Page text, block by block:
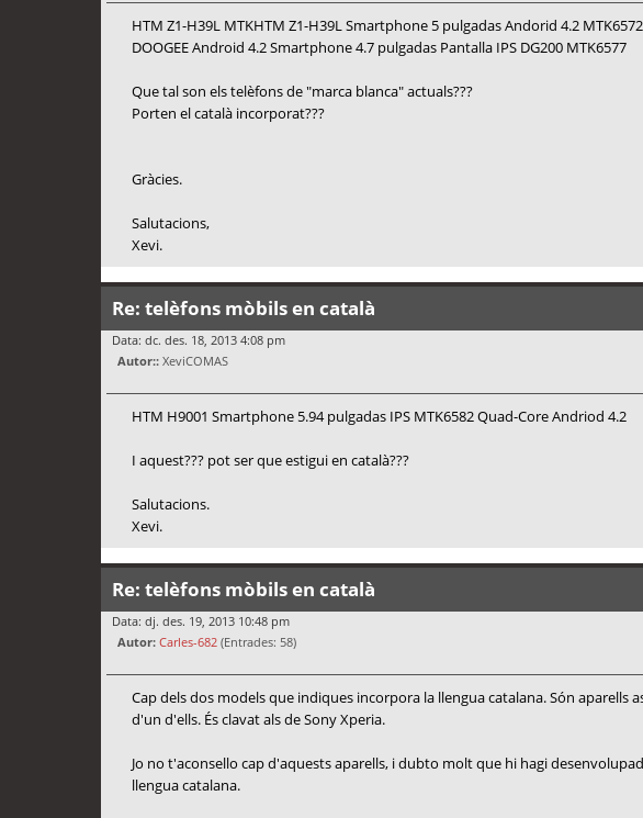
HTM Z1-H39L MTKHTM Z1-H39L Smartphone 5 pulgadas Andorid 4.2
DOOGEE Android 4.2 Smartphone 4.7 pulgadas Pantalla IPS DG200 MTK6577
Que tal son els telèfons de "marca blanca" actuals???
Porten el català incorporat???
Gràcies.
Salutacions,
Xevi.
Re: telèfons mòbils en català
Data: dc. des. 18, 2013 4:08 pm
Autor:: XeviCOMAS
HTM H9001 Smartphone 5.94 pulgadas IPS MTK6582 Quad-Core Andriod 4.2
I aquest??? pot ser que estigui en català???
Salutacions.
Xevi.
Re: telèfons mòbils en català
Data: dj. des. 19, 2013 10:48 pm
Autor: Carles-682 (Entrades: 58)
Cap dels dos models que indiques incorpora la llengua catalana. Són
d'un d'ells. És clavat als de Sony Xperia.
Jo no t'aconsello cap d'aquests aparells, i dubto molt que hi hagi
llengua catalana.